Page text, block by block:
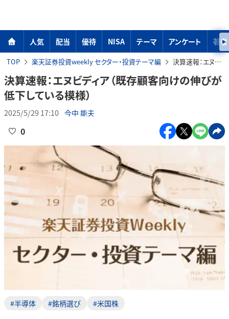
人気 配当 優待 NISA テーマ アンケート 著者
TOP 楽天証券投資weekly セクター・投資テーマ編 決算速報：エヌビディア（既存顧客向けの伸びが低下している模様）
決算速報：エヌビディア（既存顧客向けの伸びが
低下している模様）
2025/5/29 17:10 今中 能夫
0
#半導体 #銘柄選び #米国株